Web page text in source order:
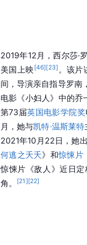
2019年12月，西尔莎·
美国上映 [46][23] 。该片
间，导演亲自指导罗南
电影《小妇人》中的乔
第73届英国电影学院奖
月，她与凯特·温斯莱特
2021年10月22日，她
何逃之夭夭》和惊悚片
惊悚片《敌人》近日
角。
[21 ][22]